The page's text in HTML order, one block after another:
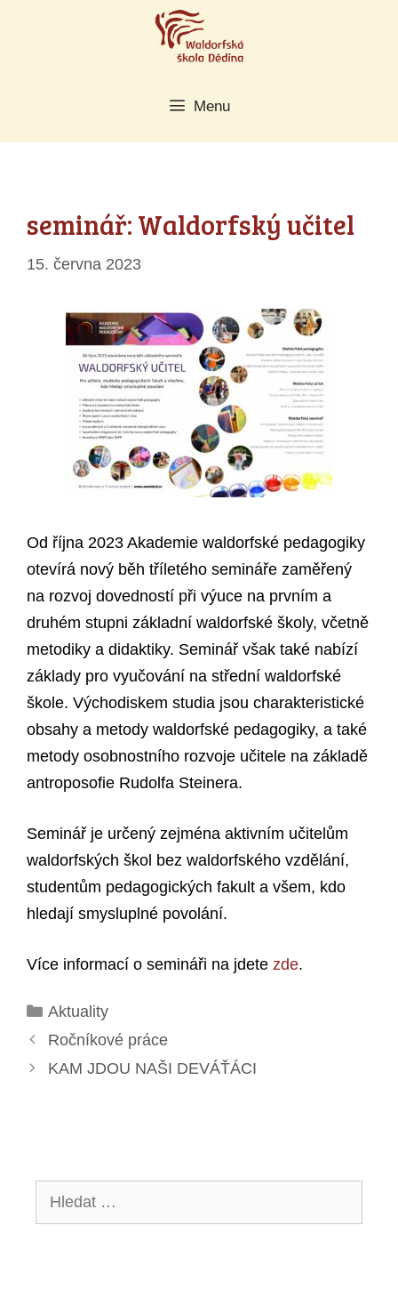
Menu
seminář: Waldorfský učitel
15. června 2023
Od října 2023 Akademie waldorfské pedagogiky
otevírá nový běh tříletého semináře zaměřený
na rozvoj dovedností při výuce na prvním a
druhém stupni základní waldorfské školy, včetně
metodiky a didaktiky. Seminář však také nabízí
základy pro vyučování na střední waldorfské
škole. Východiskem studia jsou charakteristické
obsahy a metody waldorfské pedagogiky, a také
metody osobnostního rozvoje učitele na základě
antroposofie Rudolfa Steinera.
Seminář je určený zejména aktivním učitelům
waldorfských škol bez waldorfského vzdělání,
studentům pedagogických fakult a všem, kdo
hledají smysluplné povolání.
Více informací o semináři na jdete zde.
Rubriky
Aktuality
Ročníkové práce
KAM JDOU NAŠI DEVÁŤÁCI
Hledat: